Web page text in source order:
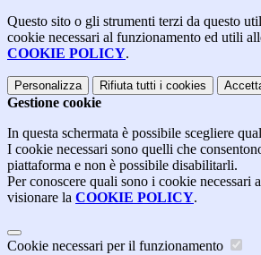
Questo sito o gli strumenti terzi da questo
cookie necessari al funzionamento ed utili
COOKIE POLICY.
Personalizza Rifiuta tutti i cookies
Gestione cookie
In questa schermata è possibile scegliere
I cookie necessari sono quelli che
piattaforma e non è possibile disabilitarli.
Per conoscere quali sono i cookie necessari
visionare la COOKIE POLICY.
Cookie necessari per il funzionamento